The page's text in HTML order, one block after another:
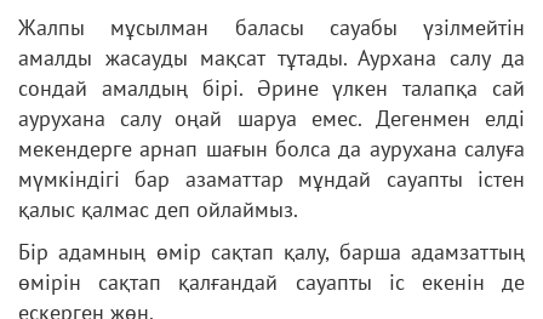
Жалпы мұсылман баласы сауабы үзілмейтін
амалды жасауды мақсат тұтады. Аурхана салу да
сондай амалдың бірі. Әрине үлкен талапқа сай
аурухана салу оңай шаруа емес. Дегенмен елді
мекендерге арнап шағын болса да аурухана салуға
мүмкіндігі бар азаматтар мұндай сауапты істен
қалыс қалмас деп ойлаймыз.
Бір адамның өмір сақтап қалу, барша адамзаттың
өмірін сақтап қалғандай сауапты іс екенін де
ескерген жөн.